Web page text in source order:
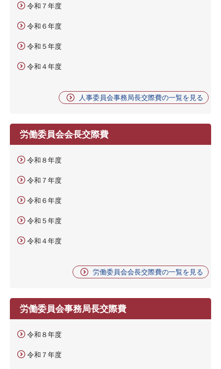
令和７年度
令和６年度
令和５年度
令和４年度
人事委員会事務局長交際費の一覧を見る
労働委員会会長交際費
令和８年度
令和７年度
令和６年度
令和５年度
令和４年度
労働委員会会長交際費の一覧を見る
労働委員会事務局長交際費
令和８年度
令和７年度